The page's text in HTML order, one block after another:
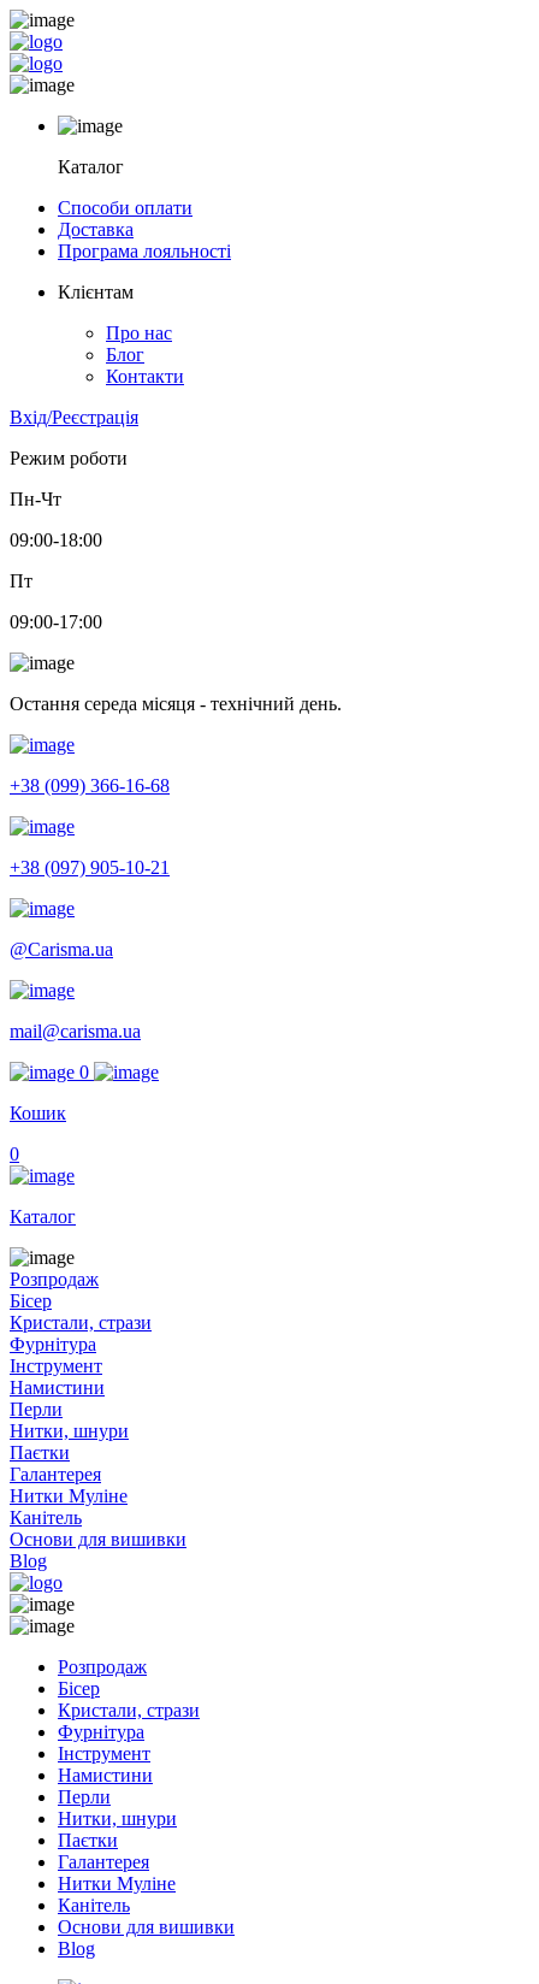
Каталог
Способи оплати
Доставка
Програма лояльності
Клієнтам
Про нас
Блог
Контакти
Вхід/Реєстрація
Режим роботи
Пн-Чт
09:00-18:00
Пт
09:00-17:00
Остання середа місяця - технічний день.
+38 (099) 366-16-68
+38 (097) 905-10-21
@Carisma.ua
mail@carisma.ua
0
Кошик
0
Каталог
Розпродаж
Бісер
Кристали, стрази
Фурнітура
Інструмент
Намистини
Перли
Нитки, шнури
Паєтки
Галантерея
Нитки Муліне
Канітель
Основи для вишивки
Blog
Розпродаж
Бісер
Кристали, стрази
Фурнітура
Інструмент
Намистини
Перли
Нитки, шнури
Паєтки
Галантерея
Нитки Муліне
Канітель
Основи для вишивки
Blog